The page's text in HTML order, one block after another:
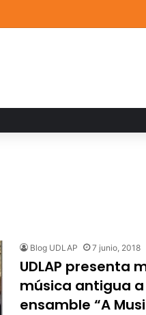
UDLAP fortalece su acervo
Blog UDLAP 7 junio, 2018
UDLAP presenta
música antigua
ensamble “A